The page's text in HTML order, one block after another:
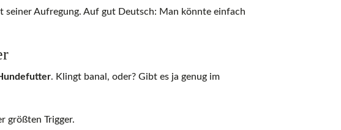
seiner Aufregung. Auf gut Deutsch: Man könnte einfach
. Klingt banal, oder? Gibt es ja genug im
größten Trigger.